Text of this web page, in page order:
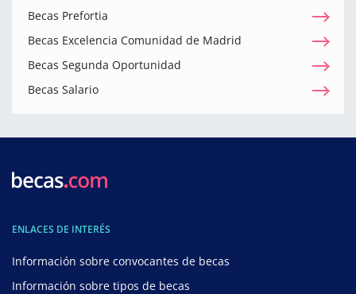
Becas Prefortia
Becas Excelencia Comunidad de Madrid
Becas Segunda Oportunidad
Becas Salario
ENLACES DE INTERÉS
Información sobre convocantes de becas
Información sobre tipos de becas